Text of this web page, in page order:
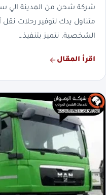
شركة شحن من المدينة الي
متناول يدك لتوفير رحلات نقل
الشخصية. نتميز بتنفيذ…
اقرأ المقال